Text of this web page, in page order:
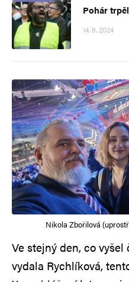
Pohár
14. 8. 2024
Nikola Zbořilová
Ve stejný den, co
vydala Rychlíková,